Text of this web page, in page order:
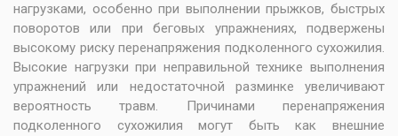
нагрузками, особенно при выполнении прыжков, быстрых
поворотов или при беговых упражнениях, подвержены
высокому риску перенапряжения подколенного сухожилия.
Высокие нагрузки при неправильной технике выполнения
упражнений или недостаточной разминке увеличивают
вероятность травм. Причинами перенапряжения
подколенного сухожилия могут быть как внешние